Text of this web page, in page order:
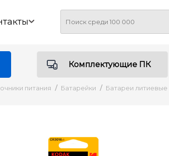
Комплектующие ПК
питания / Батарейки / Батареи литиевые